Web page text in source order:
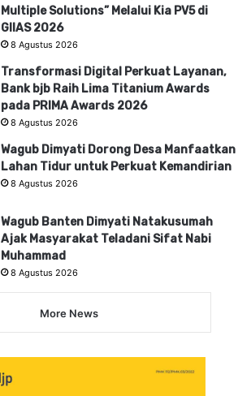
Multiple Solutions” Melalui Kia PV5 di
GIIAS 2026
8 Agustus 2026
Transformasi Digital Perkuat Layanan,
Bank bjb Raih Lima Titanium Awards
pada PRIMA Awards 2026
8 Agustus 2026
Wagub Dimyati Dorong Desa Manfaatkan
Lahan Tidur untuk Perkuat Kemandirian
8 Agustus 2026
Wagub Banten Dimyati Natakusumah
Ajak Masyarakat Teladani Sifat Nabi
Muhammad
8 Agustus 2026
More News